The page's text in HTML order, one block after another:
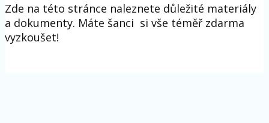
Zde na této stránce naleznete důležité materiály
a dokumenty. Máte šanci si vše téměř zdarma
vyzkoušet!